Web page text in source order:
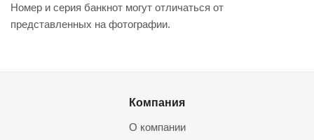
Номер и серия банкнот могут отличаться от
представленных на фотографии.
Компания
О компании